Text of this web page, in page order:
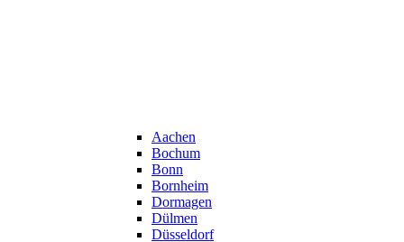
Aachen
Bochum
Bonn
Bornheim
Dormagen
Dülmen
Düsseldorf